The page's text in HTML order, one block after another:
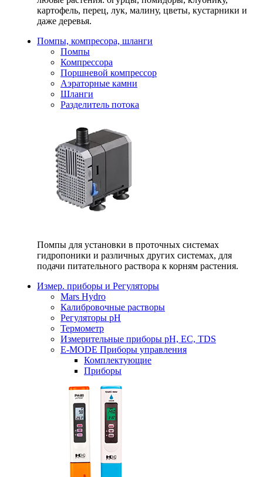
картофель, перец, лук, малину, цветы, кустарники и
даже деревья.
Помпы, компресора, шланги
Помпы
Компрессора
Поршневой компрессор
Аэраторные камни
Шланги
Разделитель потока
Помпы для установки в проточных системах
гидропоники и различных других системах, для
подачи питательного раствора к корням растения.
Измер. приборы и Регуляторы
Mars Hydro
Калибровочные растворы
Регуляторы рН
Термометр
Измерительные приборы pH, EC, TDS
E-MODE Приборы управления
Комплектующие
Приборы